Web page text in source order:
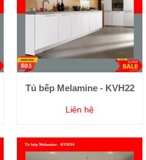
Tủ bếp Melamine - KVH22
Liên hệ